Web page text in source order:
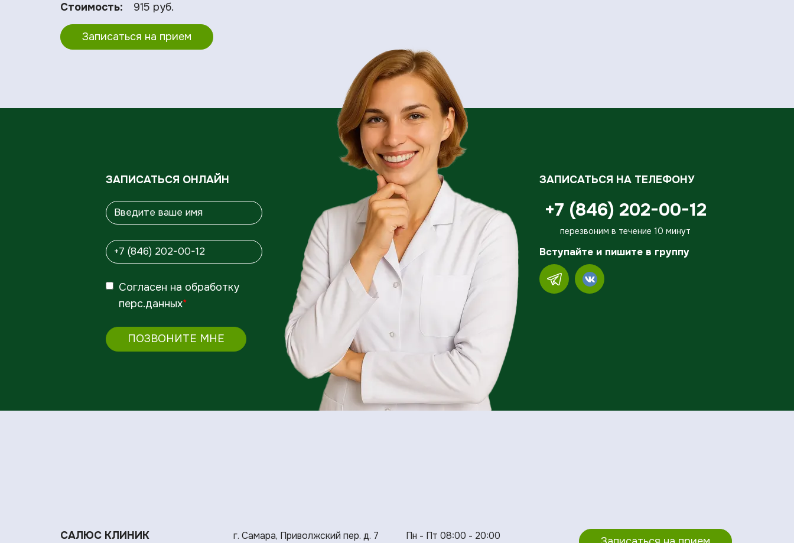
Стоимость: 915 руб.
Записаться на прием
ЗАПИСАТЬСЯ ОНЛАЙН
Согласен на обработку
перс.данных*
ПОЗВОНИТЕ МНЕ
ЗАПИСАТЬСЯ НА ТЕЛЕФОНУ
+7 (846) 202-00-12
перезвоним в течение 10 минут
Вступайте и пишите в группу
САЛЮС КЛИНИК г. Самара, Приволжский пер. д. 7 Пн - Пт 08:00 - 20:00